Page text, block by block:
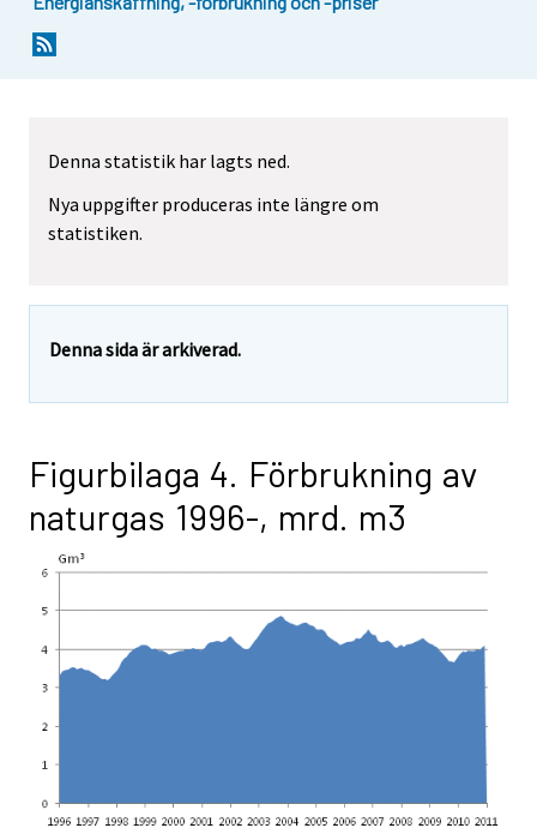
Denna statistik har lagts ned.
Nya uppgifter produceras inte längre om
statistiken.
Denna sida är arkiverad.
Figurbilaga 4. Förbrukning av
naturgas 1996-, mrd. m3